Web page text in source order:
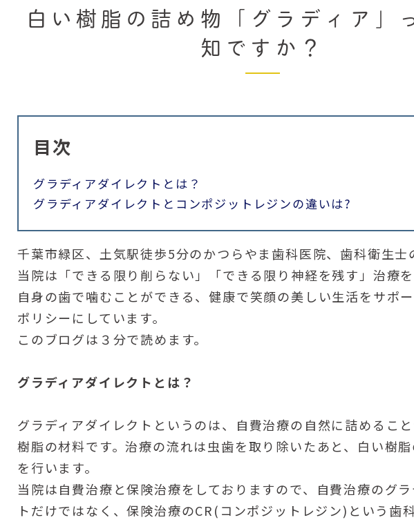
白い樹脂の詰め物「グラディア」
知ですか？
目次
グラディアダイレクトとは？
グラディアダイレクトとコンポジットレジンの違いは?
千葉市緑区、土気駅徒歩5分のかつらやま歯科医院、歯科衛生士
当院は「できる限り削らない」「できる限り神経を残す」治療
自身の歯で噛むことができる、健康で笑顔の美しい生活をサポ
ポリシーにしています。
このブログは３分で読めます。
グラディアダイレクトとは？
グラディアダイレクトというのは、自費治療の自然に詰めるこ
樹脂の材料です。治療の流れは虫歯を取り除いたあと、白い樹
を行います。
当院は自費治療と保険治療をしておりますので、自費治療のグ
トだけではなく、保険治療のCR(コンポジットレジン)という歯